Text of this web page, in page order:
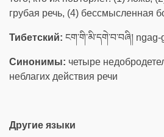
грубая речь, (4) бессмысленная
Тибетский: ངག་གི་མི་དགེ་བ་བཞི།
Синонимы: четыре
неблагих действия речи
Другие языки